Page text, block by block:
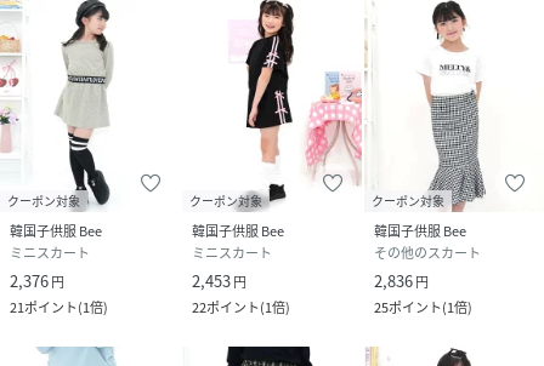
クーポン対象
韓国子供服 Bee
ミニスカート
2,376円
21ポイント(1倍)
クーポン対象
韓国子供服 Bee
ミニスカート
2,453円
22ポイント(1倍)
クーポン対象
韓国子供服 Bee
その他のスカート
2,836円
25ポイント(1倍)